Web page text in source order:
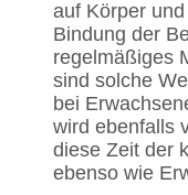
auf Körper
Bindung der
regelmäßiges
sind solche
bei
wird ebenfalls
diese Zeit der
ebenso wie